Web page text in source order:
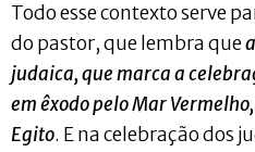
Todo esse contexto serve
do pastor, que lembra que
judaica, que marca a
em êxodo pelo Mar
Egito. E na celebração dos